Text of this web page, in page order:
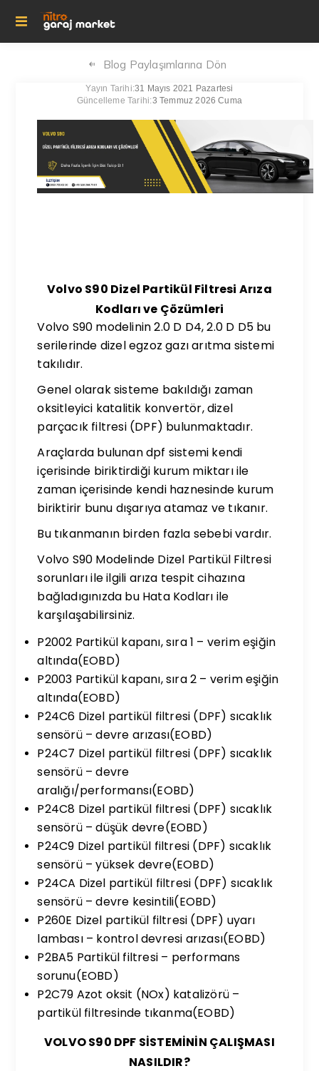
Blog Paylaşımlarına Dön
Yayın Tarihi:31 Mayıs 2021 Pazartesi
Güncelleme Tarihi:3 Temmuz 2026 Cuma
Volvo S90 Dizel Partikül Filtresi Arıza
Kodları ve Çözümleri
Volvo S90 modelinin 2.0 D D4, 2.0 D D5 bu
serilerinde dizel egzoz gazı arıtma sistemi
takılıdır.
Genel olarak sisteme bakıldığı zaman
oksitleyici katalitik konvertör, dizel
parçacık filtresi (DPF) bulunmaktadır.
Araçlarda bulunan dpf sistemi kendi
içerisinde biriktirdiği kurum miktarı ile
zaman içerisinde kendi haznesinde kurum
biriktirir bunu dışarıya atamaz ve tıkanır.
Bu tıkanmanın birden fazla sebebi vardır.
Volvo S90 Modelinde Dizel Partikül Filtresi
sorunları ile ilgili arıza tespit cihazına
bağladıgınızda bu Hata Kodları ile
karşılaşabilirsiniz.
P2002 Partikül kapanı, sıra 1 – verim eşiğin
altında(EOBD)
P2003 Partikül kapanı, sıra 2 – verim eşiğin
altında(EOBD)
P24C6 Dizel partikül filtresi (DPF) sıcaklık
sensörü – devre arızası(EOBD)
P24C7 Dizel partikül filtresi (DPF) sıcaklık
sensörü – devre
aralığı/performansı(EOBD)
P24C8 Dizel partikül filtresi (DPF) sıcaklık
sensörü – düşük devre(EOBD)
P24C9 Dizel partikül filtresi (DPF) sıcaklık
sensörü – yüksek devre(EOBD)
P24CA Dizel partikül filtresi (DPF) sıcaklık
sensörü – devre kesintili(EOBD)
P260E Dizel partikül filtresi (DPF) uyarı
lambası – kontrol devresi arızası(EOBD)
P2BA5 Partikül filtresi – performans
sorunu(EOBD)
P2C79 Azot oksit (NOx) katalizörü –
partikül filtresinde tıkanma(EOBD)
VOLVO S90 DPF SİSTEMİNİN ÇALIŞMASI
NASILDIR?